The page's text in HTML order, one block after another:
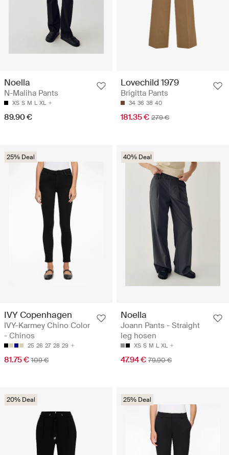
Noella
N-Maliha Pants
XS S M L XL
89.90 €
Lovechild 1979
Brigitta Pants
34 36 38 40
181.35 € 279 €
25% Deal
IVY Copenhagen
IVY-Karmey Chino Color
- Chinos
25 26 27 28 29
81.75 € 109 €
40% Deal
Noella
Joann Pants - Straight
leg hosen
XS S M L XL
47.94 € 79.90 €
20% Deal 25% Deal